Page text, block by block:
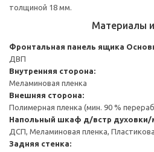
толщиной 18 мм.
Материалы
Фронтальная панель ящика
ДВП
Внутренняя сторона:
Меламиновая пленка
Внешняя сторона:
Полимерная пленка (мин. 90 %
Напольный шкаф д/встр духовки/
ДСП, Меламиновая пленка,
Задняя стенка: